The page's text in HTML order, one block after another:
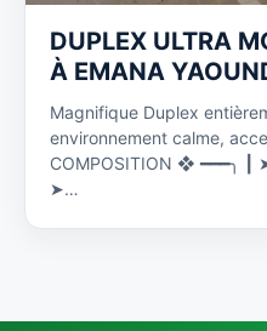
DUPLEX ULTRA
À EMANA
Magnifique Duplex
environnement calme,
COMPOSITION ❖ ━━━╮ ┃
➤…